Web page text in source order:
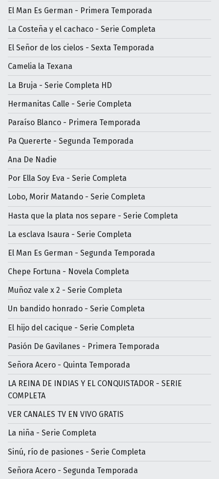
El Man Es German - Primera Temporada
La Costeña y el cachaco - Serie Completa
El Señor de los cielos - Sexta Temporada
Camelia la Texana
La Bruja - Serie Completa HD
Hermanitas Calle - Serie Completa
Paraíso Blanco - Primera Temporada
Pa Quererte - Segunda Temporada
Ana De Nadie
Por Ella Soy Eva - Serie Completa
Lobo, Morir Matando - Serie Completa
Hasta que la plata nos separe - Serie Completa
La esclava Isaura - Serie Completa
El Man Es German - Segunda Temporada
Chepe Fortuna - Novela Completa
Muñoz vale x 2 - Serie Completa
Un bandido honrado - Serie Completa
El hijo del cacique - Serie Completa
Pasión De Gavilanes - Primera Temporada
Señora Acero - Quinta Temporada
LA REINA DE INDIAS Y EL CONQUISTADOR - SERIE
COMPLETA
VER CANALES TV EN VIVO GRATIS
La niña - Serie Completa
Sinú, río de pasiones - Serie Completa
Señora Acero - Segunda Temporada